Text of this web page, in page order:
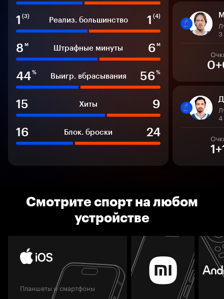
1 (3) Реализ. большинство 1 (4)
8 м Штрафные минуты 6м
44% Выигр. вбрасывания 56%
15 Хиты
9
16
Блок. броски 24
3
4
Смотрите спорт на любом
устройстве
Планшеты и смартфоны